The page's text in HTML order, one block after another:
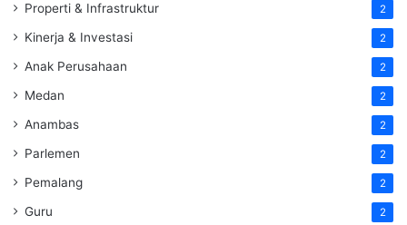
Properti & Infrastruktur 2
Kinerja & Investasi 2
Anak Perusahaan 2
Medan 2
Anambas 2
Parlemen 2
Pemalang 2
Guru 2